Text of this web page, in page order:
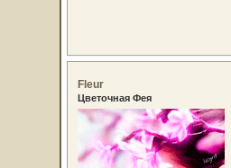
Fleur
Цветочная Фея